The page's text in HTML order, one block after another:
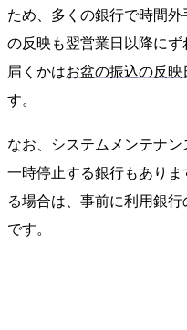
ため、多くの銀行で時間
の反映も翌営業日以降に
届くかはお盆の振込の反映
す。
なお、システムメンテナ
一時停止する銀行もあり
る場合は、事前に利用銀
です。